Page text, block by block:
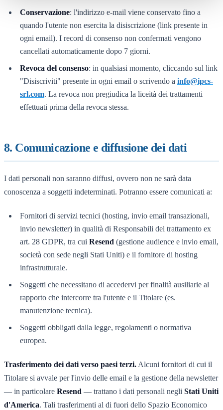
Conservazione: l'indirizzo e-mail viene conservato fino a
quando l'utente non esercita la disiscrizione (link presente in
ogni email). I record di consenso non confermati vengono
cancellati automaticamente dopo 7 giorni.
Revoca del consenso: in qualsiasi momento, cliccando sul link
"Disiscriviti" presente in ogni email o scrivendo a info@ipcs-
srl.com. La revoca non pregiudica la liceità dei trattamenti
effettuati prima della revoca stessa.
8. Comunicazione e diffusione dei dati
I dati personali non saranno diffusi, ovvero non ne sarà data
conoscenza a soggetti indeterminati. Potranno essere comunicati a:
Fornitori di servizi tecnici (hosting, invio email transazionali,
invio newsletter) in qualità di Responsabili del trattamento ex
art. 28 GDPR, tra cui Resend (gestione audience e invio email,
società con sede negli Stati Uniti) e il fornitore di hosting
infrastrutturale.
Soggetti che necessitano di accedervi per finalità ausiliarie al
rapporto che intercorre tra l'utente e il Titolare (es.
manutenzione tecnica).
Soggetti obbligati dalla legge, regolamenti o normativa
europea.
Trasferimento dei dati verso paesi terzi. Alcuni fornitori di cui il
Titolare si avvale per l'invio delle email e la gestione della newsletter
— in particolare Resend — trattano i dati personali negli Stati Uniti
d'America. Tali trasferimenti al di fuori dello Spazio Economico